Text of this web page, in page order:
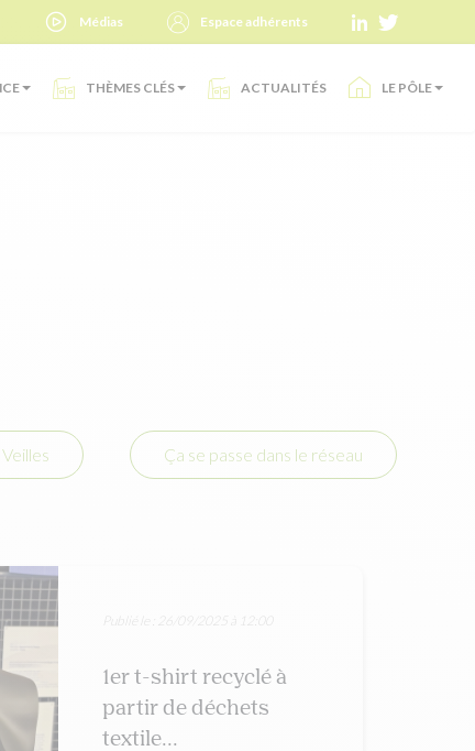
Médias Espace adhérents
THÈMES CLÉS ACTUALITÉS LE PÔLE
Veilles Ça se passe dans le réseau
1er t-shirt recyclé à
partir de déchets
textile...